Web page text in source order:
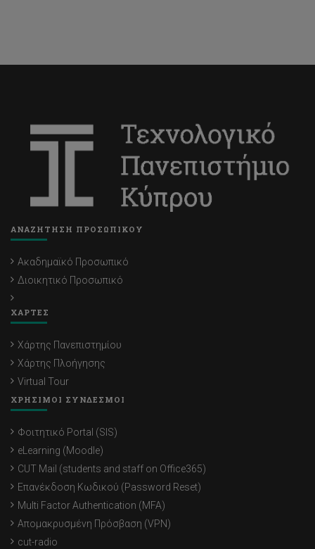
ΑΝΑΖΗΤΗΣΗ ΠΡΟΣΩΠΙΚΟΥ
Ακαδημαϊκό Προσωπικό
Διοικητικό Προσωπικό
ΧΑΡΤΕΣ
Χάρτης Πανεπιστημίου
Χάρτης Πλοήγησης
Virtual Tour
ΧΡΗΣΙΜΟΙ ΣΥΝΔΕΣΜΟΙ
Φοιτητικό Portal (SIS)
eLearning (Moodle)
CUT Mail (students and staff on Office365)
Επανέκδοση Κωδικού (Password Reset)
Multi Factor Authentication (MFA)
Απομακρυσμένη Πρόσβαση (VPN)
cut-radio